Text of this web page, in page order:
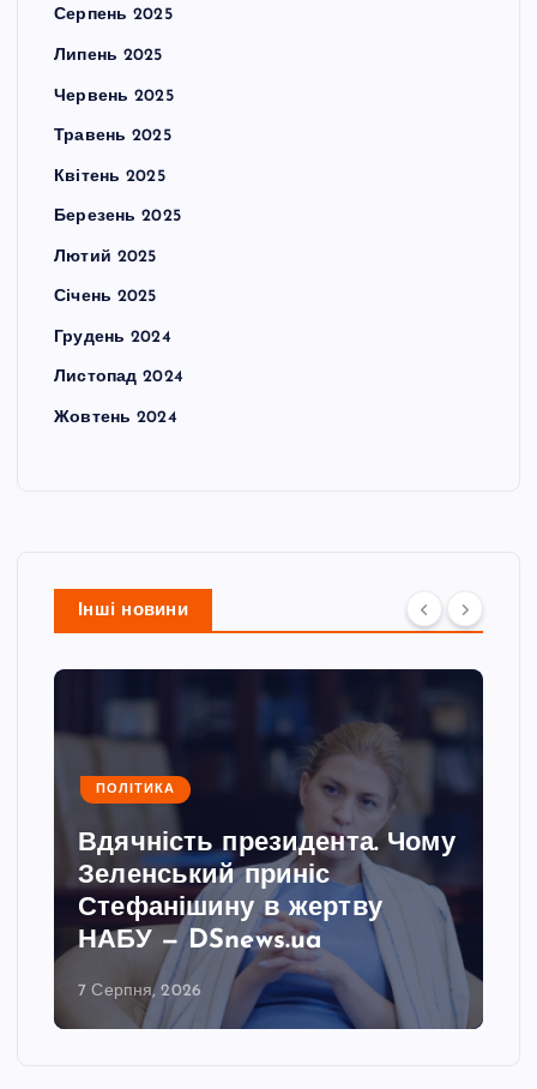
Серпень 2025
Липень 2025
Червень 2025
Травень 2025
Квітень 2025
Березень 2025
Лютий 2025
Січень 2025
Грудень 2024
Листопад 2024
Жовтень 2024
Інші новини
ПОЛІТИКА
Вдячність президента. Чому
Зеленський приніс
Стефанішину в жертву
НАБУ — DSnews.ua
7 Серпня, 2026